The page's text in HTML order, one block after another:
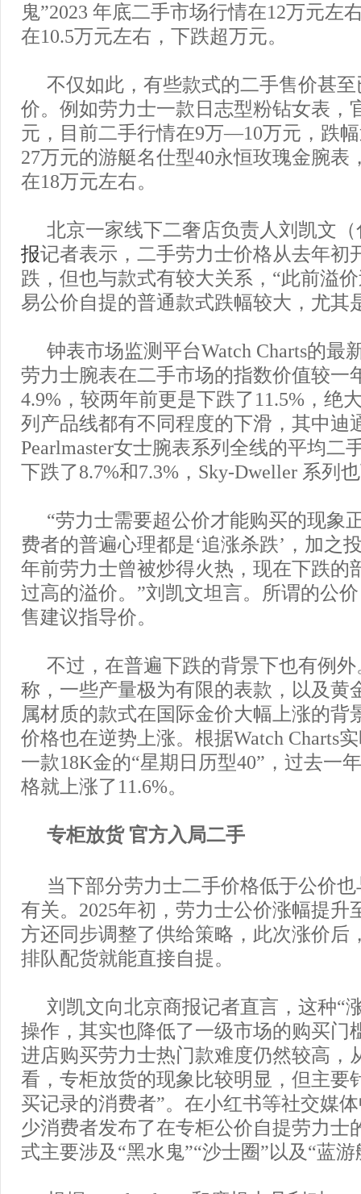
鬼”2023 年底二手市场行情在12万元左
在10.5万元左右，下跌超万元。
不仅如此，有些款式的二手售价甚
价。例如劳力士一款日志型粉钻女表，
元，目前二手行情在9万—10万元，跌
27万元的游艇名仕型40永恒玫瑰金腕表
在18万元左右。
北京一家线下二奢店负责人刘凯文
报记者表示，二手劳力士价格从去年初
跌，但也与款式有较大关系，“此前溢
易公价自提的普通款式跌幅较大，尤其
钟表市场监测平台Watch Charts的最
劳力士腕表在二手市场的指数价值较一
4.9%，较两年前更是下跌了11.5%，绝
列产品线都有不同程度的下滑，其中迪
Pearlmaster女士腕表系列全线的平均二
下跌了8.7%和7.3%，Sky-Dweller 系列
“劳力士需要超公价才能购买的现象
费者的普遍心理都是‘追涨杀跌’，加之
年前劳力士曾被炒得火热，现在下跌的
过高的溢价。”刘凯文坦言。所谓的公
售建议指导价。
不过，在普遍下跌的背景下也有例
称，一些产量极为有限的表款，以及黄
属材质的款式在国际金价大幅上涨的背
价格也在逆势上涨。根据Watch Charts
一款18K金的“星期日历型40”，过去一
格就上涨了11.6%。
专柜放货 官方入局二手
当下部分劳力士二手价格低于公价
有关。2025年初，劳力士公价涨幅提升
方还同步调整了供给策略，此次涨价后
排队配货就能直接自提。
刘凯文向北京商报记者直言，这种“
操作，其实也降低了一级市场的购买门
进店购买劳力士热门款难度仍然较高，
看，专柜放货的现象比较明显，但主要
买记录的消费者”。在小红书等社交媒
少消费者发布了在专柜公价自提劳力士
式主要涉及“黑水鬼”“沙士圈”以及“蓝游